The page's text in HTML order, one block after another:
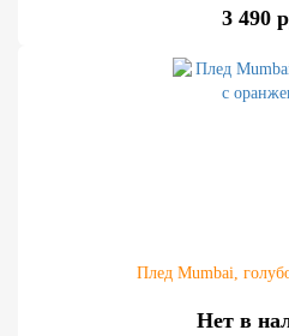
3 490
Плед Mumbai,
Нет в